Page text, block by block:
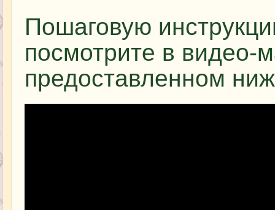
Пошаговую
посмотрите в видео-
предоставленном